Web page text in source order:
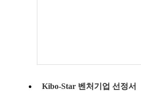
Kibo-Star 벤처기업 선정서